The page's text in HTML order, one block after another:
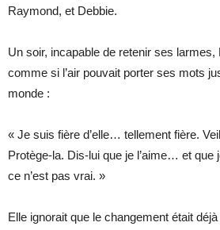
Raymond, et Debbie.
Un soir, incapable de retenir ses
comme si l’air pouvait porter ses mots
monde :
« Je suis fière d’elle… tellement fière.
Protège-la. Dis-lui que je l’aime… et
ce n’est pas vrai. »
Elle ignorait que le changement était